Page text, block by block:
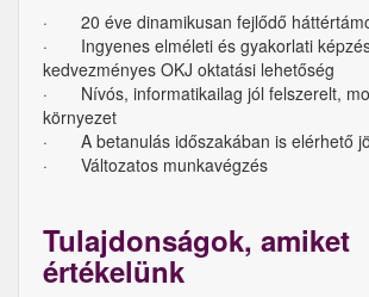
· 20 éve dinamikusan fejlődő
· Ingyenes elméleti és gyakorlati
kedvezményes OKJ oktatási lehetőség
· Nívós, informatikailag jól felszerelt,
környezet
· A betanulás időszakában is elérhető
· Változatos munkavégzés
Tulajdonságok, amiket
értékelünk